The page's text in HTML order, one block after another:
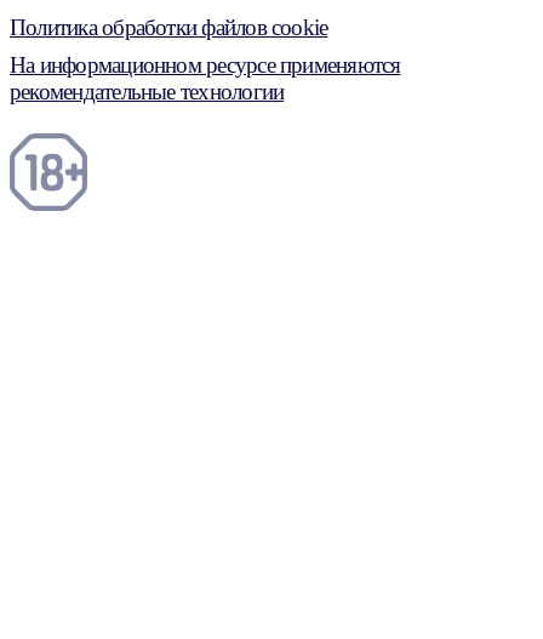
Политика обработки файлов cookie
На информационном ресурсе применяются
рекомендательные технологии